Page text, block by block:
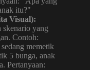
itu?"
Visual):
skenario yang
Contoh:
memetik
5 bunga, anak
Pertanyaan: